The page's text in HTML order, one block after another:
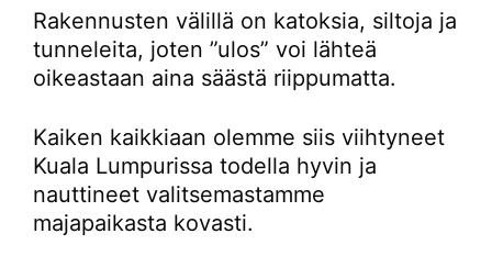
Rakennusten välillä on katoksia, siltoja ja
tunneleita, joten ”ulos” voi lähteä
oikeastaan aina säästä riippumatta.
Kaiken kaikkiaan olemme siis viihtyneet
Kuala Lumpurissa todella hyvin ja
nauttineet valitsemastamme
majapaikasta kovasti.